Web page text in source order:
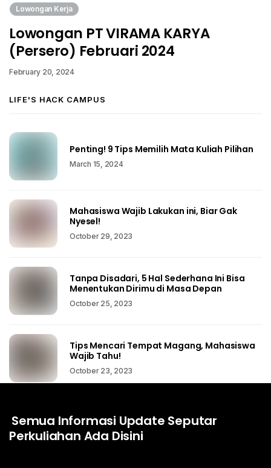
Lowongan Kerja
Lowongan PT VIRAMA KARYA
(Persero) Februari 2024
February 20, 2024
LIFE'S HACK CAMPUS
Penting! 9 Tips Memilih Mata Kuliah Pilihan
March 15, 2024
Mahasiswa Wajib Lakukan ini, Biar Gak
Nyesel!
October 29, 2023
Tanpa Disadari, 5 Hal Sederhana Ini Bisa
Menentukan Dirimu di Masa Depan
October 25, 2023
Tips Mencari Tempat Magang, Mahasiswa
Wajib Tahu!
October 23, 2023
Semua Informasi Update Seputar
Perkuliahan Ada Disini